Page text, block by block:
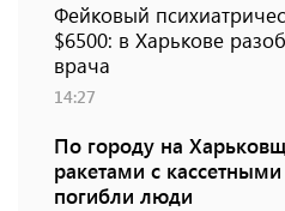
Фейковый
$6500: в Харькове
врача
14:27
По городу на
ракетами с
погибли люди